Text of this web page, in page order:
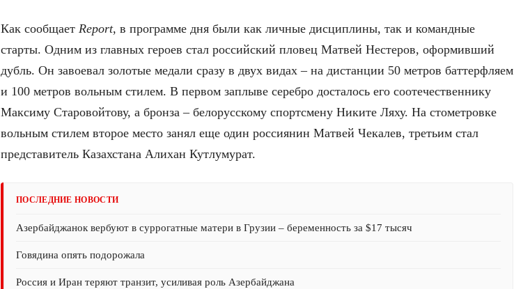
Как сообщает Report, в программе дня были как личные дисциплины, так и командные
старты. Одним из главных героев стал российский пловец Матвей Нестеров, оформивший
дубль. Он завоевал золотые медали сразу в двух видах – на дистанции 50 метров баттерфляем
и 100 метров вольным стилем. В первом заплыве серебро досталось его соотечественнику
Максиму Старовойтову, а бронза – белорусскому спортсмену Никите Ляху. На стометровке
вольным стилем второе место занял еще один россиянин Матвей Чекалев, третьим стал
представитель Казахстана Алихан Кутлумурат.
ПОСЛЕДНИЕ НОВОСТИ
Азербайджанок вербуют в суррогатные матери в Грузии – беременность за $17 тысяч
Говядина опять подорожала
Россия и Иран теряют транзит, усиливая роль Азербайджана